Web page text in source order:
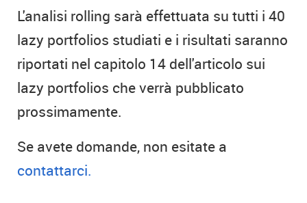
L'analisi rolling sarà effettuata su tutti i 40
lazy portfolios studiati e i risultati saranno
riportati nel capitolo 14 dell'articolo sui
lazy portfolios che verrà pubblicato
prossimamente.
Se avete domande, non esitate a
contattarci.